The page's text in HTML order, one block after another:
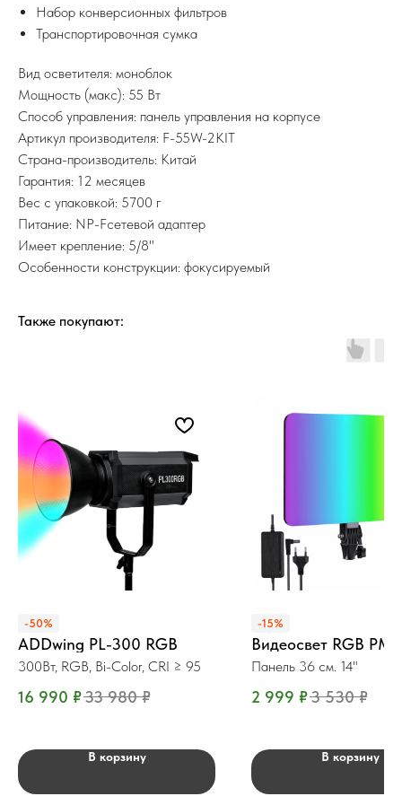
Набор конверсионных фильтров
Транспортировочная сумка
Вид осветителя: моноблок
Мощность (макс): 55 Вт
Способ управления: панель управления на корпусе
Артикул производителя: F-55W-2KIT
Страна-производитель: Китай
Гарантия: 12 месяцев
Вес с упаковкой: 5700 г
Питание: NP-Fсетевой адаптер
Имеет крепление: 5/8"
Особенности конструкции: фокусируемый
Также покупают:
-50%
ADDwing PL-300 RGB
300Вт, RGB, Bi-Color, CRI ≥ 95
16 990 ₽33 980 ₽
В корзину
-15%
Видеосвет RGB PM
Панель 36 см. 14"
2 999 ₽3 530 ₽
В корзину